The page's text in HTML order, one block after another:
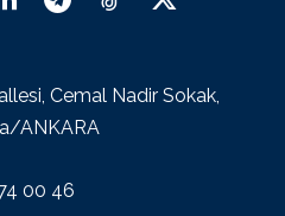
Cemal Nadir Sokak,
ANKARA
00 46